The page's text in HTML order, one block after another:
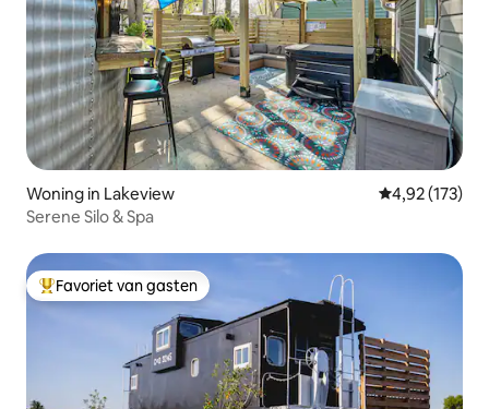
Woning in Lakeview Gemiddelde
4,92 (173)
Serene Silo & Spa
Topfavoriet van gasten
Favoriet van gasten